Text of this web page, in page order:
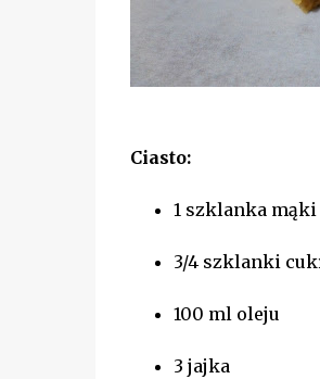
Ciasto:
1 szklanka mąki
3/4 szklanki
100 ml oleju
3 jajka